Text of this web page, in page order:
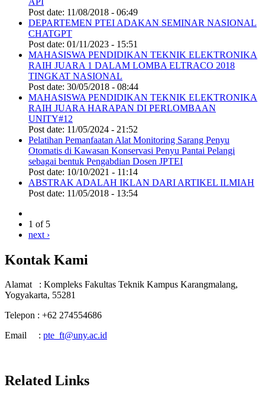
Post date: 11/08/2018 - 06:49
DEPARTEMEN PTEI ADAKAN SEMINAR NASIONAL
CHATGPT
Post date: 01/11/2023 - 15:51
MAHASISWA PENDIDIKAN TEKNIK ELEKTRONIKA
RAIH JUARA 1 DALAM LOMBA ELTRACO 2018
TINGKAT NASIONAL
Post date: 30/05/2018 - 08:44
MAHASISWA PENDIDIKAN TEKNIK ELEKTRONIKA
RAIH JUARA HARAPAN DI PERLOMBAAN
UNITY#12
Post date: 11/05/2024 - 21:52
Pelatihan Pemanfaatan Alat Monitoring Sarang Penyu
Otomatis di Kawasan Konservasi Penyu Pantai Pelangi
sebagai bentuk Pengabdian Dosen JPTEI
Post date: 10/10/2021 - 11:14
ABSTRAK ADALAH IKLAN DARI ARTIKEL ILMIAH
Post date: 11/05/2018 - 13:54
1 of 5
next ›
Kontak Kami
Alamat : Kompleks Fakultas Teknik Kampus Karangmalang,
Yogyakarta, 55281
Telepon : +62 274554686
Email : pte_ft@uny.ac.id
Related Links